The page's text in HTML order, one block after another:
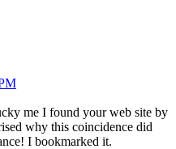
me I found your web site by
why this coincidence did
I bookmarked it.